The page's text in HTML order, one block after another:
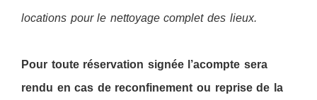
locations pour le nettoyage complet des lieux.
Pour toute réservation signée l’acompte sera
rendu en cas de reconfinement ou reprise de la